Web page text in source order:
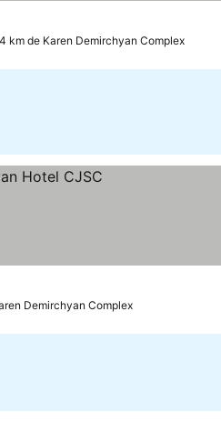
km de Karen Demirchyan Complex
Demirchyan Complex